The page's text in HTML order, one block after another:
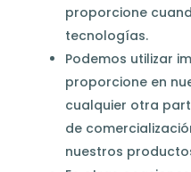
proporcione
tecnologías.
Podemos utilizar
proporcione en
cualquier otra
de
nuestros